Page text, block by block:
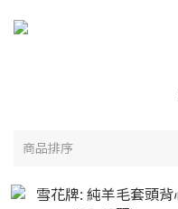
商品排序